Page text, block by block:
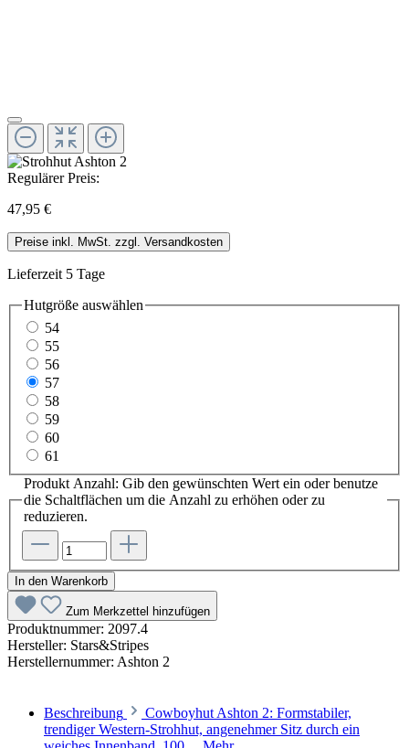
Regulärer Preis:
47,95 €
Preise inkl. MwSt. zzgl. Versandkosten
Lieferzeit 5 Tage
Hutgröße auswählen
54
55
56
57
58
59
60
61
Produkt Anzahl: Gib den gewünschten Wert ein oder benutze
die Schaltflächen um die Anzahl zu erhöhen oder zu
reduzieren.
In den Warenkorb
Zum Merkzettel hinzufügen
Produktnummer: 2097.4
Hersteller: Stars&Stripes
Herstellernummer: Ashton 2
Beschreibung
Cowboyhut Ashton 2: Formstabiler,
trendiger Western-Strohhut, angenehmer Sitz durch ein